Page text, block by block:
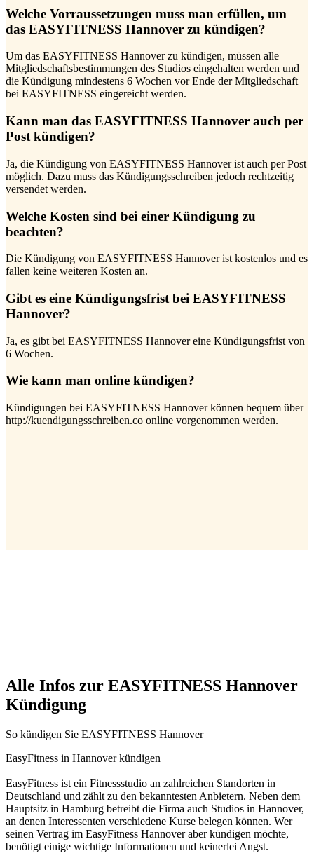
Welche Vorraussetzungen muss man erfüllen, um
das EASYFITNESS Hannover zu kündigen?
Um das EASYFITNESS Hannover zu kündigen, müssen alle
Mitgliedschaftsbestimmungen des Studios eingehalten werden und
die Kündigung mindestens 6 Wochen vor Ende der Mitgliedschaft
bei EASYFITNESS eingereicht werden.
Kann man das EASYFITNESS Hannover auch per
Post kündigen?
Ja, die Kündigung von EASYFITNESS Hannover ist auch per Post
möglich. Dazu muss das Kündigungsschreiben jedoch rechtzeitig
versendet werden.
Welche Kosten sind bei einer Kündigung zu
beachten?
Die Kündigung von EASYFITNESS Hannover ist kostenlos und es
fallen keine weiteren Kosten an.
Gibt es eine Kündigungsfrist bei EASYFITNESS
Hannover?
Ja, es gibt bei EASYFITNESS Hannover eine Kündigungsfrist von
6 Wochen.
Wie kann man online kündigen?
Kündigungen bei EASYFITNESS Hannover können bequem über
http://kuendigungsschreiben.co online vorgenommen werden.
Alle Infos zur EASYFITNESS Hannover
Kündigung
So kündigen Sie EASYFITNESS Hannover
EasyFitness in Hannover kündigen
EasyFitness ist ein Fitnessstudio an zahlreichen Standorten in
Deutschland und zählt zu den bekanntesten Anbietern. Neben dem
Hauptsitz in Hamburg betreibt die Firma auch Studios in Hannover,
an denen Interessenten verschiedene Kurse belegen können. Wer
seinen Vertrag im EasyFitness Hannover aber kündigen möchte,
benötigt einige wichtige Informationen und keinerlei Angst.